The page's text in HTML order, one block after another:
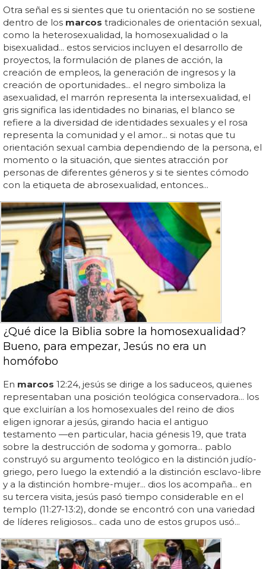
Otra señal es si sientes que tu orientación no se sostiene
dentro de los marcos tradicionales de orientación sexual,
como la heterosexualidad, la homosexualidad o la
bisexualidad... estos servicios incluyen el desarrollo de
proyectos, la formulación de planes de acción, la
creación de empleos, la generación de ingresos y la
creación de oportunidades... el negro simboliza la
asexualidad, el marrón representa la intersexualidad, el
gris significa las identidades no binarias, el blanco se
refiere a la diversidad de identidades sexuales y el rosa
representa la comunidad y el amor... si notas que tu
orientación sexual cambia dependiendo de la persona, el
momento o la situación, que sientes atracción por
personas de diferentes géneros y si te sientes cómodo
con la etiqueta de abrosexualidad, entonces...
¿Qué dice la Biblia sobre la homosexualidad?
Bueno, para empezar, Jesús no era un
homófobo
En marcos 12:24, jesús se dirige a los saduceos, quienes
representaban una posición teológica conservadora... los
que excluirían a los homosexuales del reino de dios
eligen ignorar a jesús, girando hacia el antiguo
testamento —en particular, hacia génesis 19, que trata
sobre la destrucción de sodoma y gomorra... pablo
construyó su argumento teológico en la distinción judío-
griego, pero luego la extendió a la distinción esclavo-libre
y a la distinción hombre-mujer... dios los acompaña... en
su tercera visita, jesús pasó tiempo considerable en el
templo (11:27-13:2), donde se encontró con una variedad
de líderes religiosos... cada uno de estos grupos usó...